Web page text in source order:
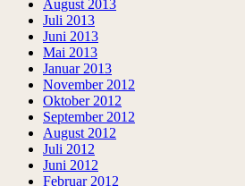
August 2013
Juli 2013
Juni 2013
Mai 2013
Januar 2013
November 2012
Oktober 2012
September 2012
August 2012
Juli 2012
Juni 2012
Februar 2012